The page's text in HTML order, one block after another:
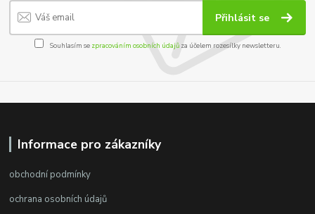
Přihlásit se
Souhlasím se zpracováním osobních údajůza účelem rozesílky newsletteru.
Informace pro zákazníky
obchodní podmínky
ochrana osobních údajů